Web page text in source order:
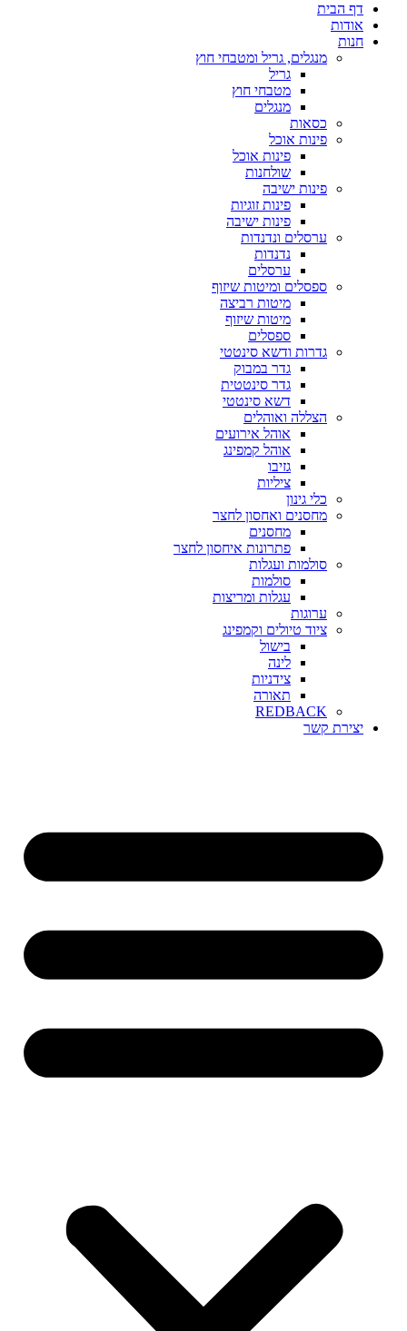
דף הבית
אודות
חנות
מנגלים, גריל ומטבחי חוץ
גריל
מטבחי חוץ
מנגלים
כסאות
פינות אוכל
פינות אוכל
שולחנות
פינות ישיבה
פינות זוגיות
פינות ישיבה
ערסלים ונדנדות
נדנדות
ערסלים
ספסלים ומיטות שיזוף
מיטות רביצה
מיטות שיזוף
ספסלים
גדרות ודשא סינטטי
גדר במבוק
גדר סינטטית
דשא סינטטי
הצללה ואוהלים
אוהל אירועים
אוהל קמפינג
גזיבו
ציליות
כלי גינון
מחסנים ואחסון לחצר
מחסנים
פתרונות איחסון לחצר
סולמות ועגלות
סולמות
עגלות ומריצות
ערוגות
ציוד טיולים וקמפינג
בישול
לינה
צידניות
תאורה
REDBACK
יצירת קשר